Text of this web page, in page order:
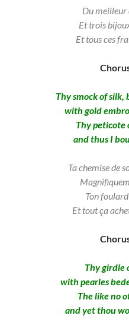
Du meilleur
Et trois
Et tous ces
Thy smock of
with gold
Thy peticote
and thus I
Ta chemise de
Ton
Et tout ça
Thy girdle
with pearles
The like no
and yet thou